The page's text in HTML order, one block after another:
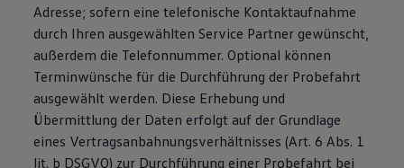
Adresse; sofern eine telefonische Kontaktaufnahme
durch Ihren ausgewählten Service Partner gewünscht,
außerdem die Telefonnummer. Optional können
Terminwünsche für die Durchführung der Probefahrt
ausgewählt werden. Diese Erhebung und
Übermittlung der Daten erfolgt auf der Grundlage
eines Vertragsanbahnungsverhältnisses (Art. 6 Abs. 1
lit. b DSGVO) zur Durchführung einer Probefahrt bei